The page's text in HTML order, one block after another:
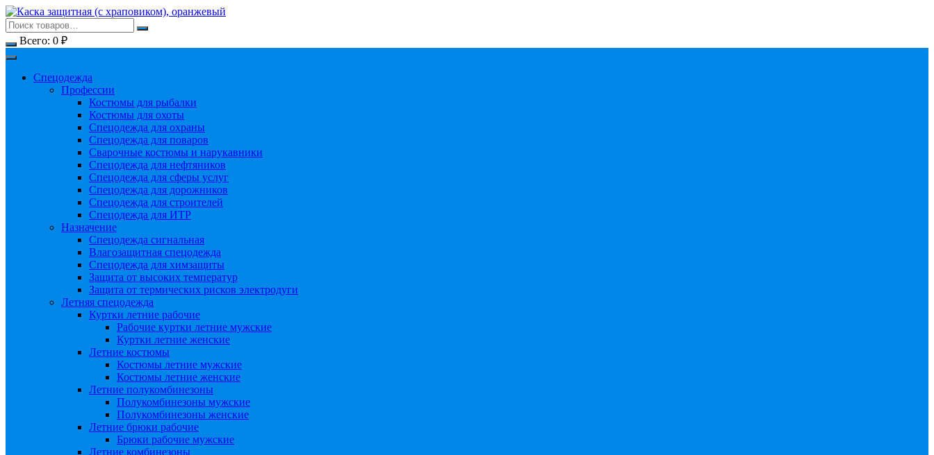
Перейти
к
содержимому
Всего: 0 ₽
Спецодежда
Профессии
Костюмы для рыбалки
Костюмы для охоты
Спецодежда для охраны
Спецодежда для поваров
Сварочные костюмы и нарукавники
Спецодежда для нефтяников
Спецодежда для сферы услуг
Спецодежда для дорожников
Спецодежда для строителей
Спецодежда для ИТР
Назначение
Спецодежда сигнальная
Влагозащитная спецодежда
Спецодежда для химзащиты
Защита от высоких температур
Защита от термических рисков электродуги
Летняя спецодежда
Куртки летние рабочие
Рабочие куртки летние мужские
Куртки летние женские
Летние костюмы
Костюмы летние мужские
Костюмы летние женские
Летние полукомбинезоны
Полукомбинезоны мужские
Полукомбинезоны женские
Летние брюки рабочие
Брюки рабочие мужские
Летние комбинезоны